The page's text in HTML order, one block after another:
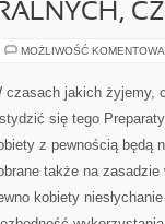
MOŻLIWOŚĆ
czasach jakich żyjemy,
się tego
z pewnością będą
także na
kobiety